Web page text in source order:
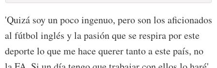
'Quizá soy un poco ingenuo, pero son los aficionados
al fútbol inglés y la pasión que se respira por este
deporte lo que me hace querer tanto a este país, no